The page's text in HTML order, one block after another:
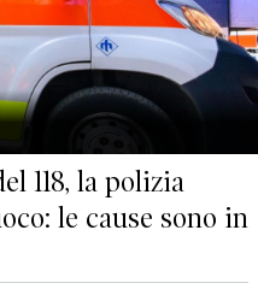
118, la polizia
le cause sono in